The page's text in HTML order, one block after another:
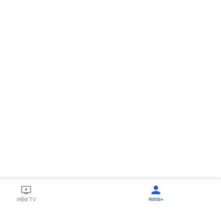
लाईव्ह TV सकाळ+